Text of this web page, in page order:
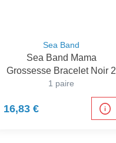
Sea Band
Sea Band Mama
Grossesse Bracelet Noir 2
1 paire
16,83 €